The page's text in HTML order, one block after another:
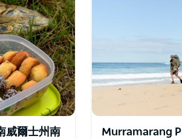
威爾士州南
Murramarang